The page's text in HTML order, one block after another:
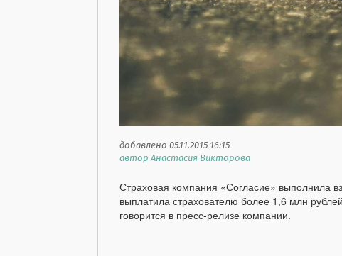
добавлено 05.11.2015 16:15
автор Анастасия Викторова
Страховая компания «Согласие» выполнила
выплатила страхователю более 1,6 млн
говорится в пресс-релизе компании.